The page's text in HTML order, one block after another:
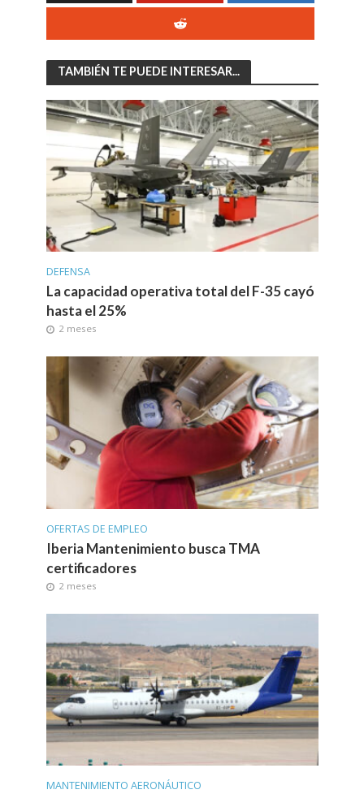
TAMBIÉN TE PUEDE INTERESAR...
DEFENSA
La capacidad operativa total del F-35 cayó
hasta el 25%
2 meses
OFERTAS DE EMPLEO
Iberia Mantenimiento busca TMA
certificadores
2 meses
MANTENIMIENTO AERONÁUTICO